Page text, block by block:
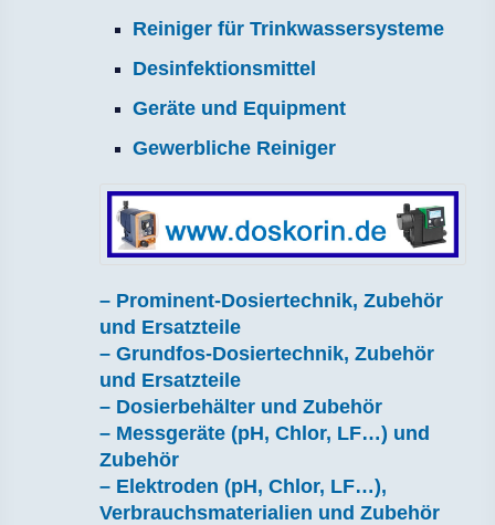
Reiniger für Trinkwassersysteme
Desinfektionsmittel
Geräte und Equipment
Gewerbliche Reiniger
– Prominent-Dosiertechnik, Zubehör
und Ersatzteile
– Grundfos-Dosiertechnik, Zubehör
und Ersatzteile
– Dosierbehälter und Zubehör
– Messgeräte (pH, Chlor, LF…) und
Zubehör
– Elektroden (pH, Chlor, LF…),
Verbrauchsmaterialien und Zubehör